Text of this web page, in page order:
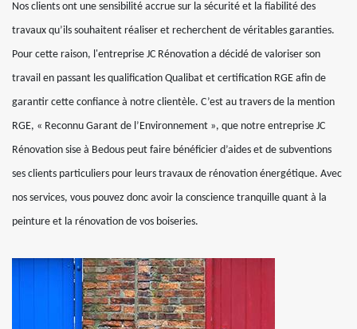
Nos clients ont une sensibilité accrue sur la sécurité et la fiabilité des
travaux qu’ils souhaitent réaliser et recherchent de véritables garanties.
Pour cette raison, l'entreprise JC Rénovation a décidé de valoriser son
travail en passant les qualification Qualibat et certification RGE afin de
garantir cette confiance à notre clientèle. C’est au travers de la mention
RGE, « Reconnu Garant de l’Environnement », que notre entreprise JC
Rénovation sise à Bedous peut faire bénéficier d’aides et de subventions
ses clients particuliers pour leurs travaux de rénovation énergétique. Avec
nos services, vous pouvez donc avoir la conscience tranquille quant à la
peinture et la rénovation de vos boiseries.